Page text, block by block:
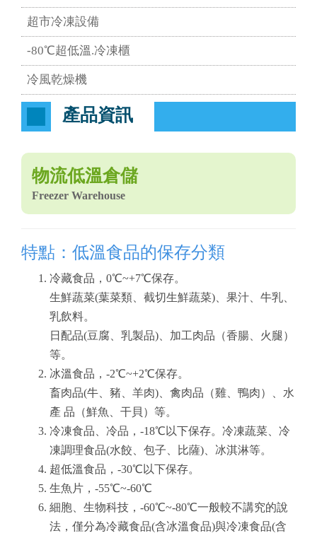
超市冷凍設備
-80℃超低溫.冷凍櫃
冷風乾燥機
產品資訊
物流低溫倉儲
Freezer Warehouse
特點：低溫食品的保存分類
冷藏食品，0℃~+7℃保存。
生鮮蔬菜(葉菜類、截切生鮮蔬菜)、果汁、牛乳、
乳飲料。
日配品(豆腐、乳製品)、加工肉品（香腸、火腿）
等。
冰溫食品，-2℃~+2℃保存。
畜肉品(牛、豬、羊肉)、禽肉品（雞、鴨肉）、水
產 品（鮮魚、干貝）等。
冷凍食品、冷品，-18℃以下保存。冷凍蔬菜、冷
凍調理食品(水餃、包子、比薩)、冰淇淋等。
超低溫食品，-30℃以下保存。
生魚片，-55℃~-60℃
細胞、生物科技，-60℃~-80℃一般較不講究的說
法，僅分為冷藏食品(含冰溫食品)與冷凍食品(含